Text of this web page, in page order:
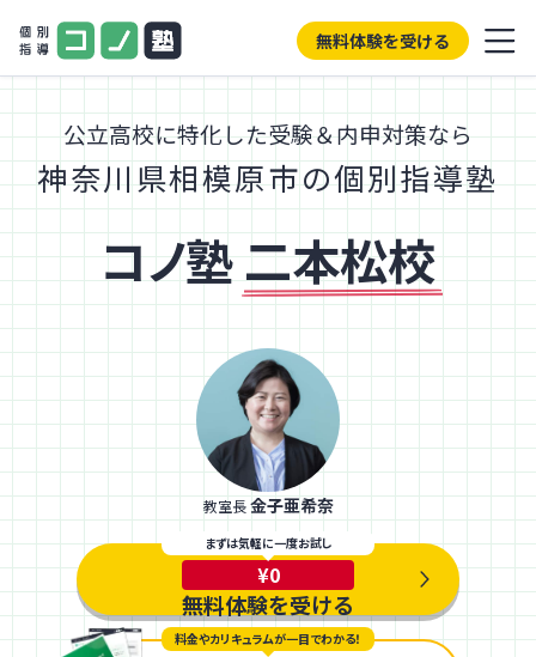
無料体験を受ける
神奈川県相模原市の個別指導塾
コノ塾二本松校
公立高校に特化した受験＆内申対策なら
まずは気軽に一度お試し
¥0
無料体験を受ける
料金やカリキュラムが一目でわかる！
教室長金子亜希奈